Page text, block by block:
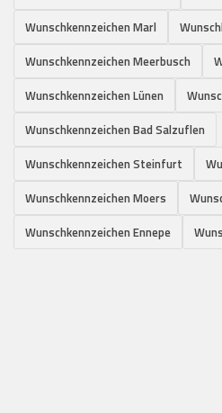
Wunschkennzeichen Marl
Wunschkennzeichen Meerbusch
Wunschkennzeichen Lünen
Wunschkennzeichen Bad Salzuflen
Wunschkennzeichen Steinfurt
Wunschkennzeichen Moers
Wunschkennzeichen Ennepe